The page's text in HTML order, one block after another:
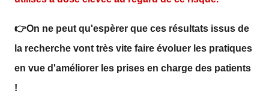
👉On ne peut qu'espèrer que ces résultats issus de
la recherche vont très vite faire évoluer les pratiques
en vue d'améliorer les prises en charge des patients
!